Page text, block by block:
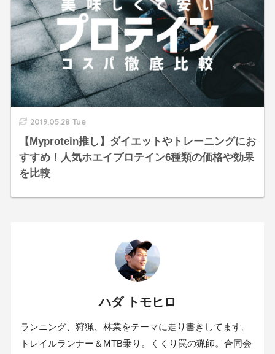
2019.05.28 Tue
【Myprotein推し】ダイエットやトレーニングにお
すすめ！人気ホエイプロテイン6種類の価格や効果
を比較
ハダ トモヒロ
ランニング、狩猟、林業をテーマに走り書きしてます。
トレイルランナー＆MTB乗り。くくり罠の猟師。合同会